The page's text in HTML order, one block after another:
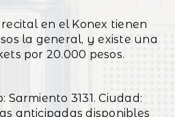
en el Konex tienen
la general, y existe una
por 20.000 pesos.
3131. Ciudad:
anticipadas disponibles